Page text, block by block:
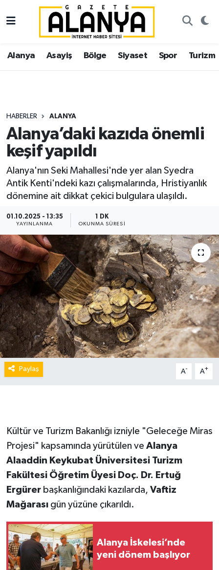
Alanya Asayiş Bölge Siyaset Spor Turizm
HABERLER ALANYA
Alanya’daki kazıda önemli
keşif yapıldı
Alanya'nın Seki Mahallesi'nde yer alan Syedra
Antik Kenti'ndeki kazı çalışmalarında, Hristiyanlık
dönemine ait dikkat çekici bulgulara ulaşıldı.
01.10.2025 - 13:35
YAYINLANMA
1 DK
OKUNMA SÜRESI
Paylaş A- A+
Kültür ve Turizm Bakanlığı izniyle "Geleceğe Miras
Projesi" kapsamında yürütülen ve Alanya
Alaaddin Keykubat Üniversitesi Turizm
Fakültesi Öğretim Üyesi Doç. Dr. Ertuğ
Ergürerbaşkanlığındaki kazılarda, Vaftiz
Mağarasıgün yüzüne çıkarıldı.
Alanya İskelesi’nde
yeni dönem başlıyor
Alanya
Asayiş
Siyaset
Spor
Turizm
Ekonomi
İstanbul Nöbetçi Eczaneler
İstanbul Hava Durumu
Süper Lig Puan Durumu ve Fikstür
Tüm Manşetler
Son Dakika Haberleri
Haber Arşivi